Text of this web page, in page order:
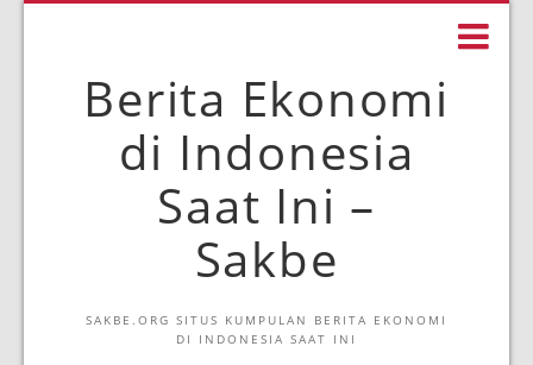
Berita Ekonomi
di Indonesia
Saat Ini –
Sakbe
SAKBE.ORG SITUS KUMPULAN BERITA EKONOMI
DI INDONESIA SAAT INI